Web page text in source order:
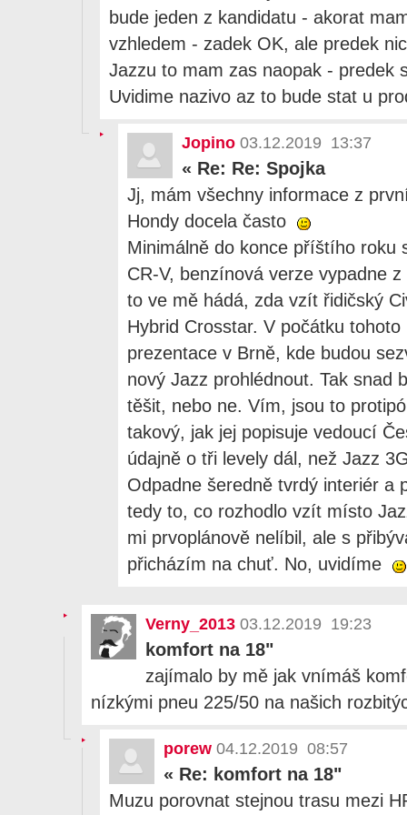
bude jeden z kandidatu - akorat
vzhledem - zadek OK, ale predek
Jazzu to mam zas naopak - predek
Uvidime nazivo az to bude stat u
Jopino 03.12.2019 13:37
« Re: Re: Spojka
Jj, mám všechny informace z
Hondy docela často
Minimálně do konce příštího roku
CR-V, benzínová verze vypadne
to ve mě hádá, zda vzít řidičský
Hybrid Crosstar. V počátku
prezentace v Brně, kde budou
nový Jazz prohlédnout. Tak snad
těšit, nebo ne. Vím, jsou to
takový, jak jej popisuje vedoucí
údajně o tři levely dál, než Jazz
Odpadne šeredně tvrdý interiér a
tedy to, co rozhodlo vzít místo
mi prvoplánově nelíbil, ale s
přicházím na chuť. No, uvidíme
Verny_2013 03.12.2019 19:23
komfort na 18"
zajímalo by mě jak vnímáš
nízkými pneu 225/50 na našich
porew 04.12.2019 08:57
« Re: komfort na 18"
Muzu porovnat stejnou trasu mezi